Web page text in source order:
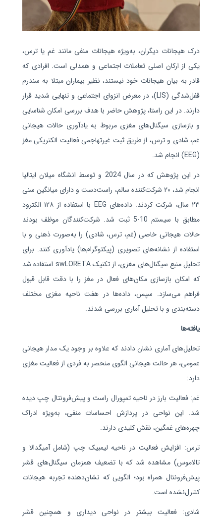
درک هیجانات دیگران، به‌ویژه هیجانات منفی مانند غم یا ترس،
یکی از ارکان اصلی تعاملات اجتماعی و همدلی است. افرادی که
قادر به بیان هیجانات خود نیستند، نظیر بیماران مبتلا به سندرم
قفل‌شدگی (LIS)، در معرض انزوای اجتماعی و تنهایی شدید قرار
دارند. در این راستا، پژوهش حاضر با هدف بررسی امکان شناسایی
و بازسازی سیگنال‌های مغزی مربوط به یادآوری حالات هیجانی
غم، شادی و ترس، از طریق ثبت غیرتهاجمی فعالیت الکتریکی مغز
(
EEG) انجام شد.
در این پژوهش که در سال 2024 و توسط انشگاه میلان ایتالیا
انجام شد، ۲۰ شرکت‌کننده سالم، راست‌دست و دارای میانگین سنی
۲۳ سال، شرکت کردند. داده‌های EEG با استفاده از ۱۲۸ الکترود
مطابق با سیستم 10-5 ثبت شد. شرکت‌کنندگان موظف بودند
حالات هیجانی خاصی (غم، ترس، شادی) را به‌صورت ذهنی و با
استفاده از نشانه‌های تصویری (پیکتوگرام‌ها) یادآوری کنند. برای
تحلیل منبع سیگنال‌های مغزی، از تکنیکswLORETA استفاده شد
که امکان بازسازی مکان‌های فعال در مغز را با دقت قابل قبول
فراهم می‌سازد. سپس، داده‌ها در هفت ناحیه مغزی مختلف
دسته‌بندی و با تحلیل آماری بررسی شدند.
یافته‌ها
تحلیل‌های آماری نشان دادند که علاوه بر وجود یک مدار هیجانی
عمومی، هر حالت هیجانی الگوی منحصر به فردی از فعالیت مغزی
دارد:
غم: فعالیت بارز در ناحیه تمپورال راست و پیش‌فرونتال چپ دیده
شد. این نواحی در پردازش احساسات منفی، به‌ویژه ادراک
چهره‌های غمگین، نقش کلیدی دارند.
ترس: افزایش فعالیت در ناحیه لیمبیک چپ (شامل آمیگدالا و
تالاموس) مشاهده شد که با تضعیف همزمان سیگنال‌های قشر
پیش‌فرونتال همراه بود؛ الگویی که نشان‌دهنده تجربه هیجانات
کنترل‌نشده است.
شادی: فعالیت بیشتر در نواحی دیداری و همچنین قشر